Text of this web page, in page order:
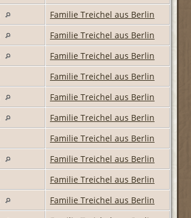
Familie Treichel aus Berlin
Familie Treichel aus Berlin
Familie Treichel aus Berlin
Familie Treichel aus Berlin
Familie Treichel aus Berlin
Familie Treichel aus Berlin
Familie Treichel aus Berlin
Familie Treichel aus Berlin
Familie Treichel aus Berlin
Familie Treichel aus Berlin